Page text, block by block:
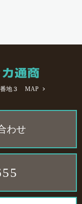
地３ MAP
わせ